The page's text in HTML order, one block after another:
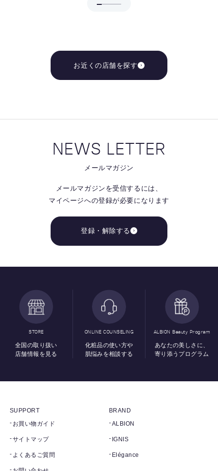
お近くの店舗を探す
NEWS LETTER
メールマガジン
メールマガジンを受信するには、
マイページへの登録が必要になります
登録・解除する
STORE
全国の取り扱い
店舗情報を見る
ONLINE COUNSELING
化粧品の使い方や
肌悩みを相談する
ALBION Beauty Program
あなたの美しさに、
寄り添うプログラム
SUPPORT
お買い物ガイド
サイトマップ
よくあるご質問
BRAND
ALBION
IGNIS
Elégance